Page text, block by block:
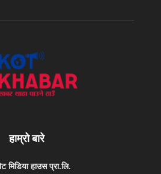
हाम्रो बारे
मिडिया हाउस प्रा.लि.